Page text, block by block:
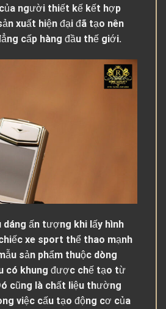
người thiết kế kết hợp
xuất hiện đại đã tạo nên
cấp hàng đầu thế giới.
dáng ấn tượng khi lấy hình
xe sport thể thao mạnh
sản phẩm thuộc dòng
có khung được chế tạo từ
cũng là chất liệu thường
việc cấu tạo động cơ của